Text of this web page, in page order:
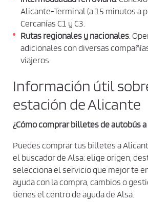
e
s
d
e
c
m
p
y
p
o
l
í
Alicante-Terminal (a 15 minutos a
Cercanías C1 y C3.
Rutas regionales y nacionales:
adicionales con diversas
viajeros.
Información útil
estación de Alicante
¿Cómo comprar billetes de autobús
Puedes comprar tus billetes a
el buscador de Alsa: elige origen,
selecciona el servicio que mejor te
ayuda con la compra, cambios o
tienes el centro de ayuda de Alsa.